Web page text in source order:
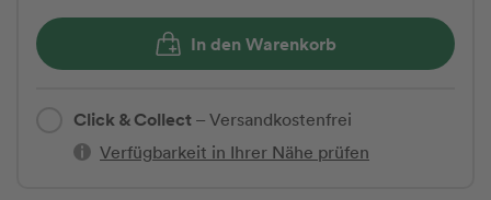
In den Warenkorb
Click & Collect – Versandkostenfrei
Verfügbarkeit in Ihrer Nähe prüfen